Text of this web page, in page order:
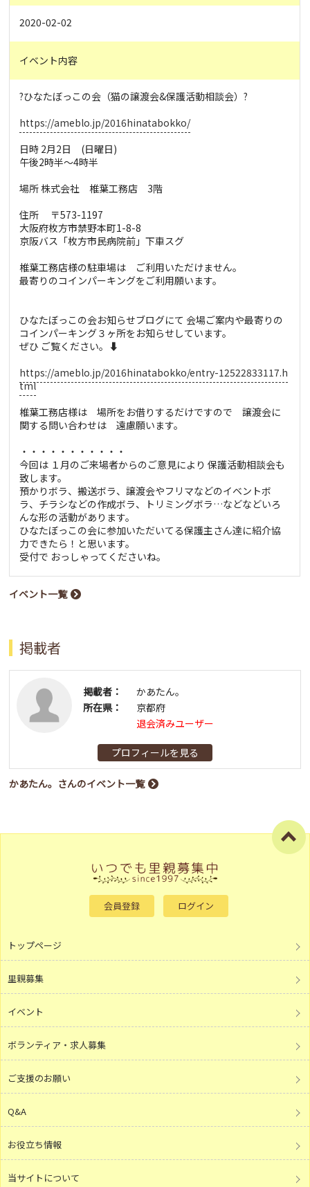
2020-02-02
イベント内容
?ひなたぼっこの会（猫の譲渡会&保護活動相談会）?
https://ameblo.jp/2016hinatabokko/
日時 2月2日 (日曜日)
午後2時半〜4時半
場所 株式会社 椎葉工務店 3階
住所 〒573-1197
大阪府枚方市禁野本町1-8-8
京阪バス「枚方市民病院前」下車スグ
椎葉工務店様の駐車場は ご利用いただけません。
最寄りのコインパーキングをご利用願います。
ひなたぼっこの会お知らせブログにて 会場ご案内や最寄りの
コインパーキング３ヶ所をお知らせしています。
ぜひ ご覧ください。⬇️
https://ameblo.jp/2016hinatabokko/entry-12522833117.h
tml
椎葉工務店様は 場所をお借りするだけですので 譲渡会に
関する問い合わせは 遠慮願います。
・・・・・・・・・・・
今回は １月のご来場者からのご意見により 保護活動相談会も
致します。
預かりボラ、搬送ボラ、譲渡会やフリマなどのイベントボ
ラ、チラシなどの作成ボラ、トリミングボラ…などなどいろ
んな形の活動があります。
ひなたぼっこの会に参加いただいてる保護主さん達に紹介協
力できたら！と思います。
受付で おっしゃってくださいね。
イベント一覧
掲載者
掲載者：
かあたん。
所在県：
京都府
退会済みユーザー
プロフィールを見る
かあたん。さんのイベント一覧
会員登録 ログイン
トップページ
里親募集
イベント
ボランティア・求人募集
ご支援のお願い
Q&A
お役立ち情報
当サイトについて